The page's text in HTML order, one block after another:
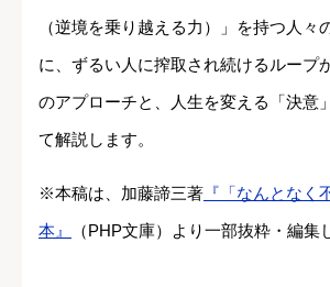
（逆境を乗り越える力）」を持つ人々
に、ずるい人に搾取され続けるループ
のアプローチと、人生を変える「決意
て解説します。
※本稿は、加藤諦三著 『「なんとなく
本』
（PHP文庫）より一部抜粋・編集